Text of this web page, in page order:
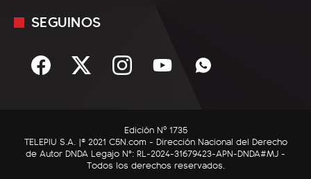
Sociedad
C5N Autos
RatingCero
Mediakit
Términos y condiciones
SEGUINOS
Edición Nº 1735
TELEPIU S.A. |© 2021 C5N.com - Dirección Nacional del Derecho
de Autor DNDA Legajo N°: RL-2024-31679423-APN-DNDA#MJ -
Todos los derechos reservados.